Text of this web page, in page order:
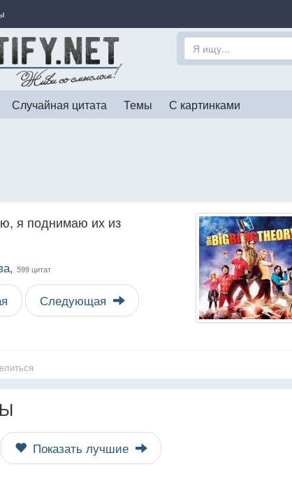
Случайная цитата Темы С картинками
я поднимаю их из
599 цитат
Следующая
Показать лучшие